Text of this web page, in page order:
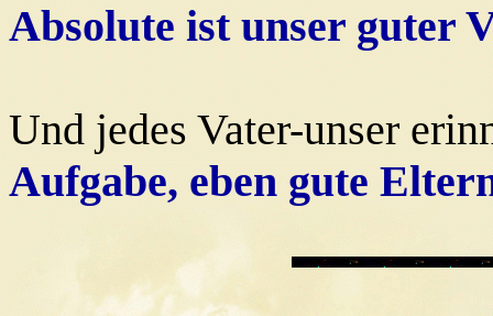
Absolute ist unser guter
Und jedes Vater-unser
Aufgabe, eben gute